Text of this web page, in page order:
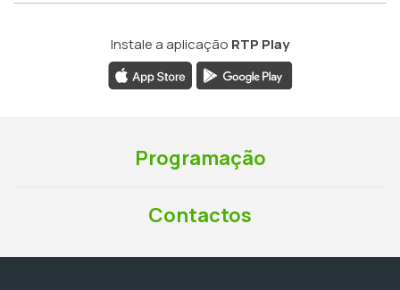
Instale a aplicação RTP Play
Programação
Contactos